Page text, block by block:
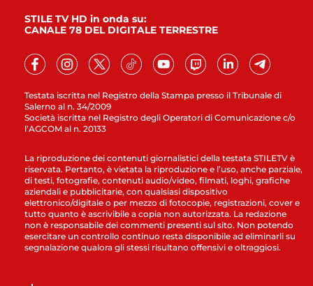
Testata iscritta nel Registro della Stampa presso il Tribunale di
Salerno al n. 34/2009
Società iscritta nel Registro degli Operatori di Comunicazione c/o
l’AGCOM al n. 20133
STILE TV HD in onda su:
CANALE 78 DEL DIGITALE TERRESTRE
La riproduzione dei contenuti giornalistici della testata STILETV è
riservata. Pertanto, è vietata la riproduzione e l’uso, anche parziale,
di testi, fotografie, contenuti audio/video, filmati, loghi, grafiche
aziendali e pubblicitarie, con qualsiasi dispositivo
elettronico/digitale o per mezzo di fotocopie, registrazioni, cover e
tutto quanto è ascrivibile a copia non autorizzata. La redazione
non è responsabile dei commenti presenti sul sito. Non potendo
esercitare un controllo continuo resta disponibile ad eliminarli su
segnalazione qualora gli stessi risultano offensivi e oltraggiosi.